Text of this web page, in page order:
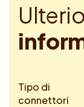
Ulterio
infor
Tipo di
connettori